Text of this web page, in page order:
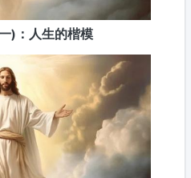
)：人生的楷模